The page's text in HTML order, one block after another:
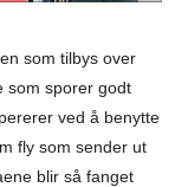
som tilbys over
som sporer godt
ved å benytte
fly som sender ut
blir så fanget